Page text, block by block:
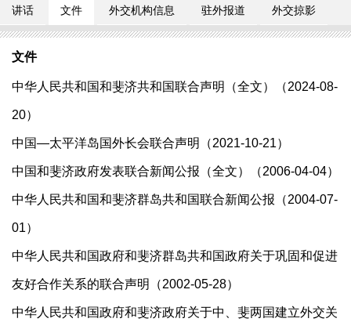
讲话 文件 外交机构信息 驻外报道 外交掠影
文件
中华人民共和国和斐济共和国联合声明（全文）（2024-08-
20）
中国—太平洋岛国外长会联合声明（2021-10-21）
中国和斐济政府发表联合新闻公报（全文）（2006-04-04）
中华人民共和国和斐济群岛共和国联合新闻公报（2004-07-
01）
中华人民共和国政府和斐济群岛共和国政府关于巩固和促进
友好合作关系的联合声明（2002-05-28）
中华人民共和国政府和斐济政府关于中、斐两国建立外交关